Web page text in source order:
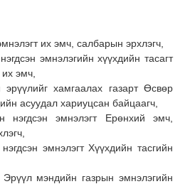
их эмч, салбарын эрхлэгч,
эмнэлэгийн хүүхдийн тасагт
эмч,
хамгаалах газарт Өсвөр
асуудал хариуцсан байцаагч,
нэгдсэн эмнэлэгт Ерөнхий эмч,
эмнэлэгт Хүүхдийн тасгийн
мэндийн газрын эмнэлэгийн